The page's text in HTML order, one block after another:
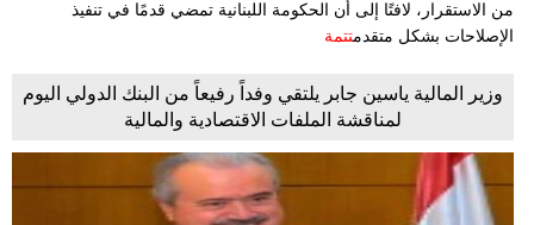
من الاستقرار، لافتًا إلى أن الحكومة اللبنانية تمضي قدمًا في تنفيذ
الإصلاحات بشكل متقدمتتمة
وزير المالية ياسين جابر يلتقي وفداً رفيعاً من البنك الدولي اليوم
لمناقشة الملفات الاقتصادية والمالية